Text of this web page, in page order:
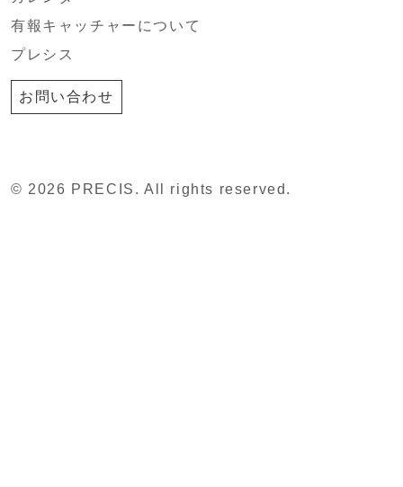
有報キャッチャーについて
プレシス
お問い合わせ
© 2026 PRECIS. All rights reserved.